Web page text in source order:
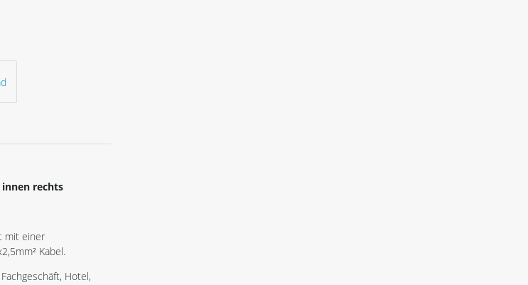
innen rechts
mit einer
Kabel.
Hotel,